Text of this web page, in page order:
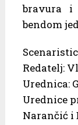
bravura i
bendom
Redatelj:
Urednica:
Urednice
Narančić i